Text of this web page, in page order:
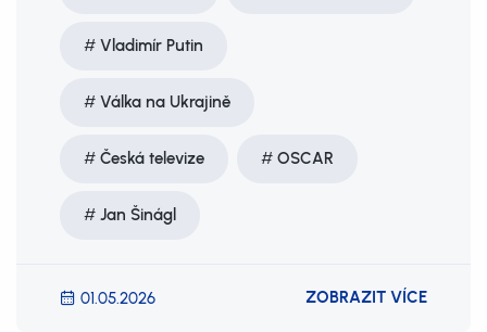
Vladimír Putin
Válka na Ukrajině
Česká televize OSCAR
Jan Šinágl
01.05.2026 ZOBRAZIT VÍCE